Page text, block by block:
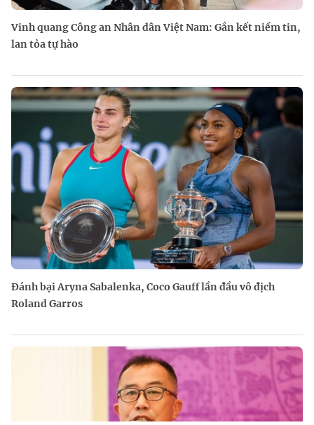
Vinh quang Công an Nhân dân Việt Nam: Gắn kết niềm tin,
lan tỏa tự hào
Đánh bại Aryna Sabalenka, Coco Gauff lần đầu vô địch
Roland Garros